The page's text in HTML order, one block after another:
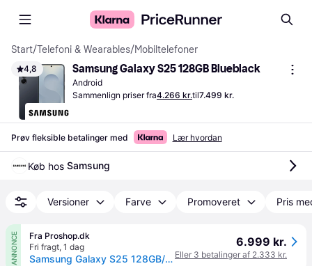
Start/Telefoni & Wearables/Mobiltelefoner
4,8 Samsung Galaxy S25 128GB Blueblack
Android
Sammenlign priser fra4.266 kr.til7.499 kr.
Prøv fleksible betalinger med Lær hvordan
Køb hos Samsung
Versioner Farve Promoveret Pris
ANNONCE
Fra Proshop.dk
Fri fragt, 1 dag
Samsung Galaxy S25 128GB/12GB - Blueblack
6.999 kr.
Eller 3 betalinger af 2.333 kr.